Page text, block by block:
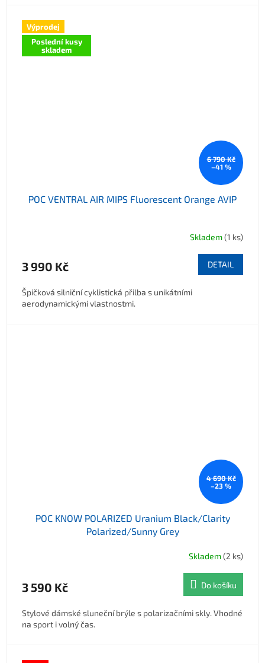
Výprodej
Poslední kusy
skladem
6 790 Kč
–41 %
POC VENTRAL AIR MIPS Fluorescent Orange AVIP
Skladem(1 ks)
3 990 Kč DETAIL
Špičková silniční cyklistická přilba s unikátními
aerodynamickými vlastnostmi.
4 690 Kč
–23 %
POC KNOW POLARIZED Uranium Black/Clarity
Polarized/Sunny Grey
Skladem(2 ks)
3 590 Kč Do košíku
Stylové dámské sluneční brýle s polarizačními skly. Vhodné
na sport i volný čas.